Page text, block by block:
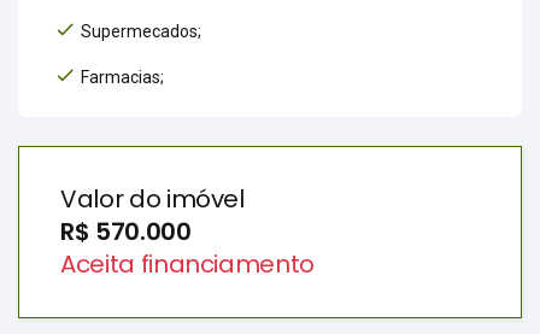
Supermecados;
Farmacias;
Valor do imóvel
R$ 570.000
Aceita financiamento